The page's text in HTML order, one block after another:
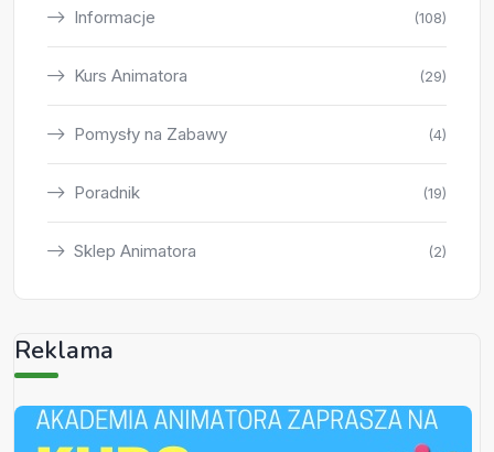
Informacje (108)
Kurs Animatora (29)
Pomysły na Zabawy (4)
Poradnik (19)
Sklep Animatora (2)
Reklama